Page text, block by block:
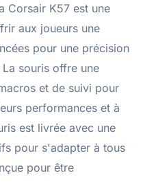
Corsair K57 est une
aux joueurs une
pour une précision
souris offre une
et de suivi pour
performances et à
est livrée avec une
pour s'adapter à tous
pour être